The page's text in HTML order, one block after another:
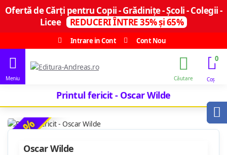
Ofertă de Cărți pentru Copii - Grădinițe - Școli - Colegii -
Licee
REDUCERI ÎNTRE 35% și 65%
Intrare in Cont
Cont Nou
0
Printul fericit - Oscar Wilde
-32 %Oscar Wilde